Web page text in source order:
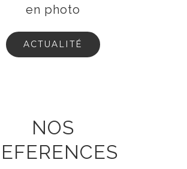
en photo
ACTUALITÉ
NOS